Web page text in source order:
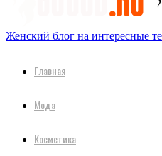
Женский блог на интересные
Главная
Мода
Косметика